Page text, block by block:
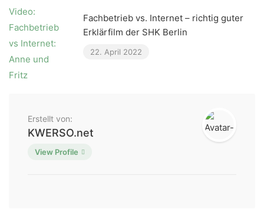
Fachbetrieb vs. Internet – richtig guter
Erklärfilm der SHK Berlin
22. April 2022
Erstellt von:
KWERSO.net
View Profile